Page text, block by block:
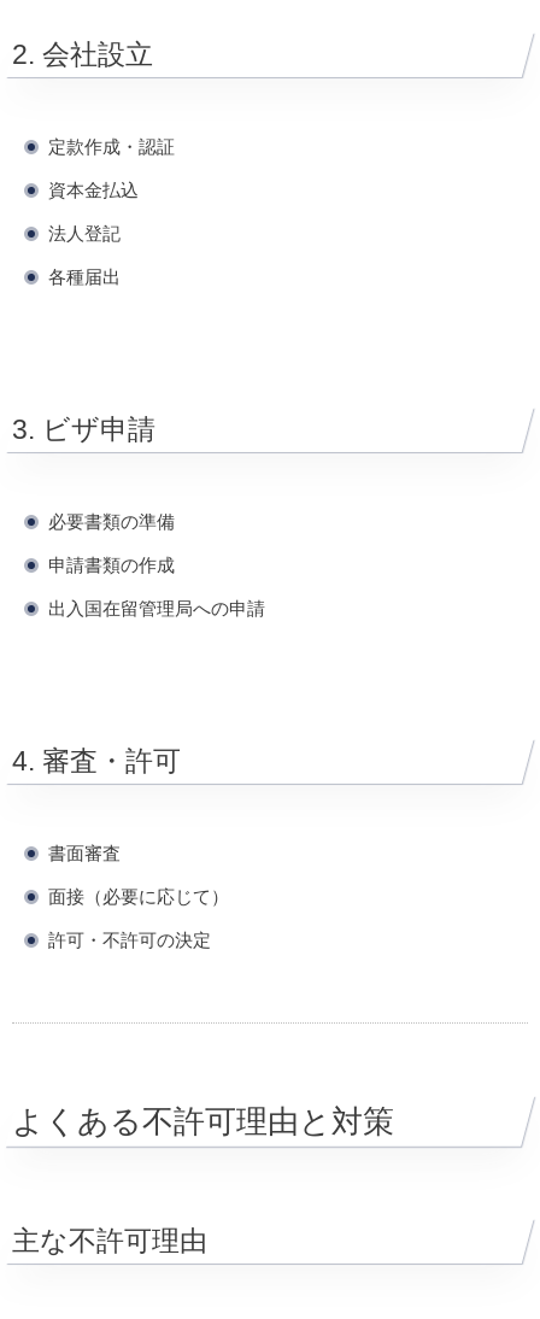
2. 会社設立
定款作成・認証
資本金払込
法人登記
各種届出
3. ビザ申請
必要書類の準備
申請書類の作成
出入国在留管理局への申請
4. 審査・許可
書面審査
面接（必要に応じて）
許可・不許可の決定
よくある不許可理由と対策
主な不許可理由